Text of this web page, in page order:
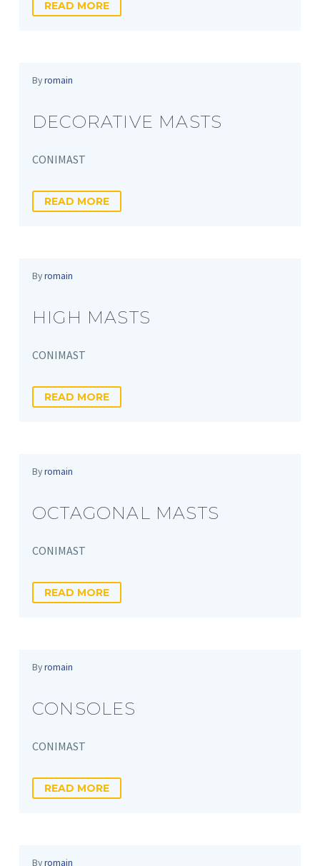
READ MORE
Byromain
DECORATIVE MASTS
CONIMAST
READ MORE
Byromain
HIGH MASTS
CONIMAST
READ MORE
Byromain
OCTAGONAL MASTS
CONIMAST
READ MORE
Byromain
CONSOLES
CONIMAST
READ MORE
Byromain